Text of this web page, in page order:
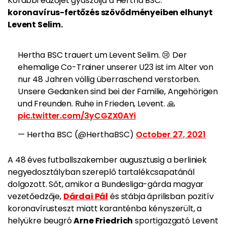
koronavírus-fertőzés szövődményeiben elhunyt
Levent Selim.
Hertha BSC trauert um Levent Selim. 😢 Der
ehemalige Co-Trainer unserer U23 ist im Alter von
nur 48 Jahren völlig überraschend verstorben.
Unsere Gedanken sind bei der Familie, Angehörigen
und Freunden. Ruhe in Frieden, Levent. 🙏
pic.twitter.com/3yCGZX0AYi
— Hertha BSC (@HerthaBSC) October 27, 2021
A 48 éves futballszakember augusztusig a berliniek
negyedosztályban szereplő tartalékcsapatánál
dolgozott. Sőt, amikor a Bundesliga-gárda magyar
vezetőedzője, Dárdai Pál és stábja áprilisban pozitív
koronavírusteszt miatt karanténba kényszerült, a
helyükre beugróArne Friedrich sportigazgató Levent